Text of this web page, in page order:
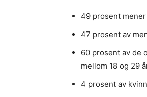
49 prosent
47 prosent av
60 prosent av de
mellom 18 og 29
4 prosent av